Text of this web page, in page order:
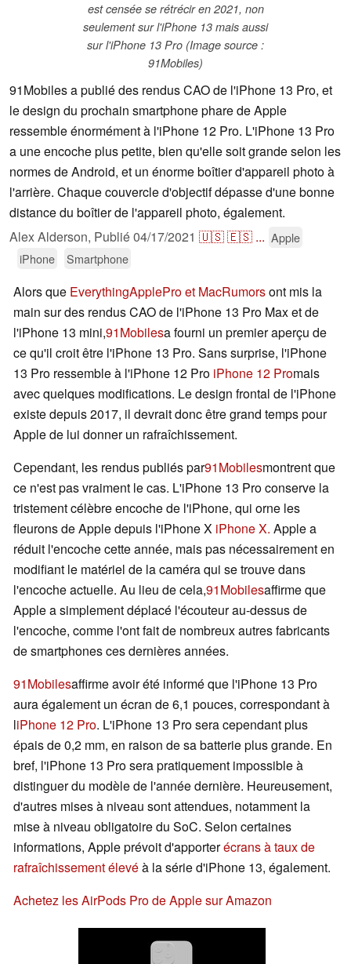
est censée se rétrécir en 2021, non
seulement sur l'iPhone 13 mais aussi
sur l'iPhone 13 Pro (Image source :
91Mobiles)
91Mobiles a publié des rendus CAO de l'iPhone 13 Pro, et
le design du prochain smartphone phare de Apple
ressemble énormément à l'iPhone 12 Pro. L'iPhone 13 Pro
a une encoche plus petite, bien qu'elle soit grande selon les
normes de Android, et un énorme boîtier d'appareil photo à
l'arrière. Chaque couvercle d'objectif dépasse d'une bonne
distance du boîtier de l'appareil photo, également.
Alex Alderson, Publié04/17/2021 🇺🇸🇪🇸 ... Apple
iPhone
Smartphone
Alors que EverythingApplePro et MacRumorsont mis la
main sur des rendus CAO de l'iPhone 13 Pro Max et de
l'iPhone 13 mini,91Mobilesa fourni un premier aperçu de
ce qu'il croit être l'iPhone 13 Pro. Sans surprise, l'iPhone
13 Pro ressemble à l'iPhone 12 Pro iPhone 12 Promais
avec quelques modifications. Le design frontal de l'iPhone
existe depuis 2017, il devrait donc être grand temps pour
Apple de lui donner un rafraîchissement.
Cependant, les rendus publiés par91Mobilesmontrent que
ce n'est pas vraiment le cas. L'iPhone 13 Pro conserve la
tristement célèbre encoche de l'iPhone, qui orne les
fleurons de Apple depuis l'iPhone X iPhone X. Apple a
réduit l'encoche cette année, mais pas nécessairement en
modifiant le matériel de la caméra qui se trouve dans
l'encoche actuelle. Au lieu de cela,91Mobilesaffirme que
Apple a simplement déplacé l'écouteur au-dessus de
l'encoche, comme l'ont fait de nombreux autres fabricants
de smartphones ces dernières années.
91Mobilesaffirme avoir été informé que l'iPhone 13 Pro
aura également un écran de 6,1 pouces, correspondant à
liPhone 12 Pro. L'iPhone 13 Pro sera cependant plus
épais de 0,2 mm, en raison de sa batterie plus grande. En
bref, l'iPhone 13 Pro sera pratiquement impossible à
distinguer du modèle de l'année dernière. Heureusement,
d'autres mises à niveau sont attendues, notamment la
mise à niveau obligatoire du SoC. Selon certaines
informations, Apple prévoit d'apporterécrans à taux de
rafraîchissement élevéà la série d'iPhone 13, également.
Achetez les AirPods Pro de Apple sur Amazon